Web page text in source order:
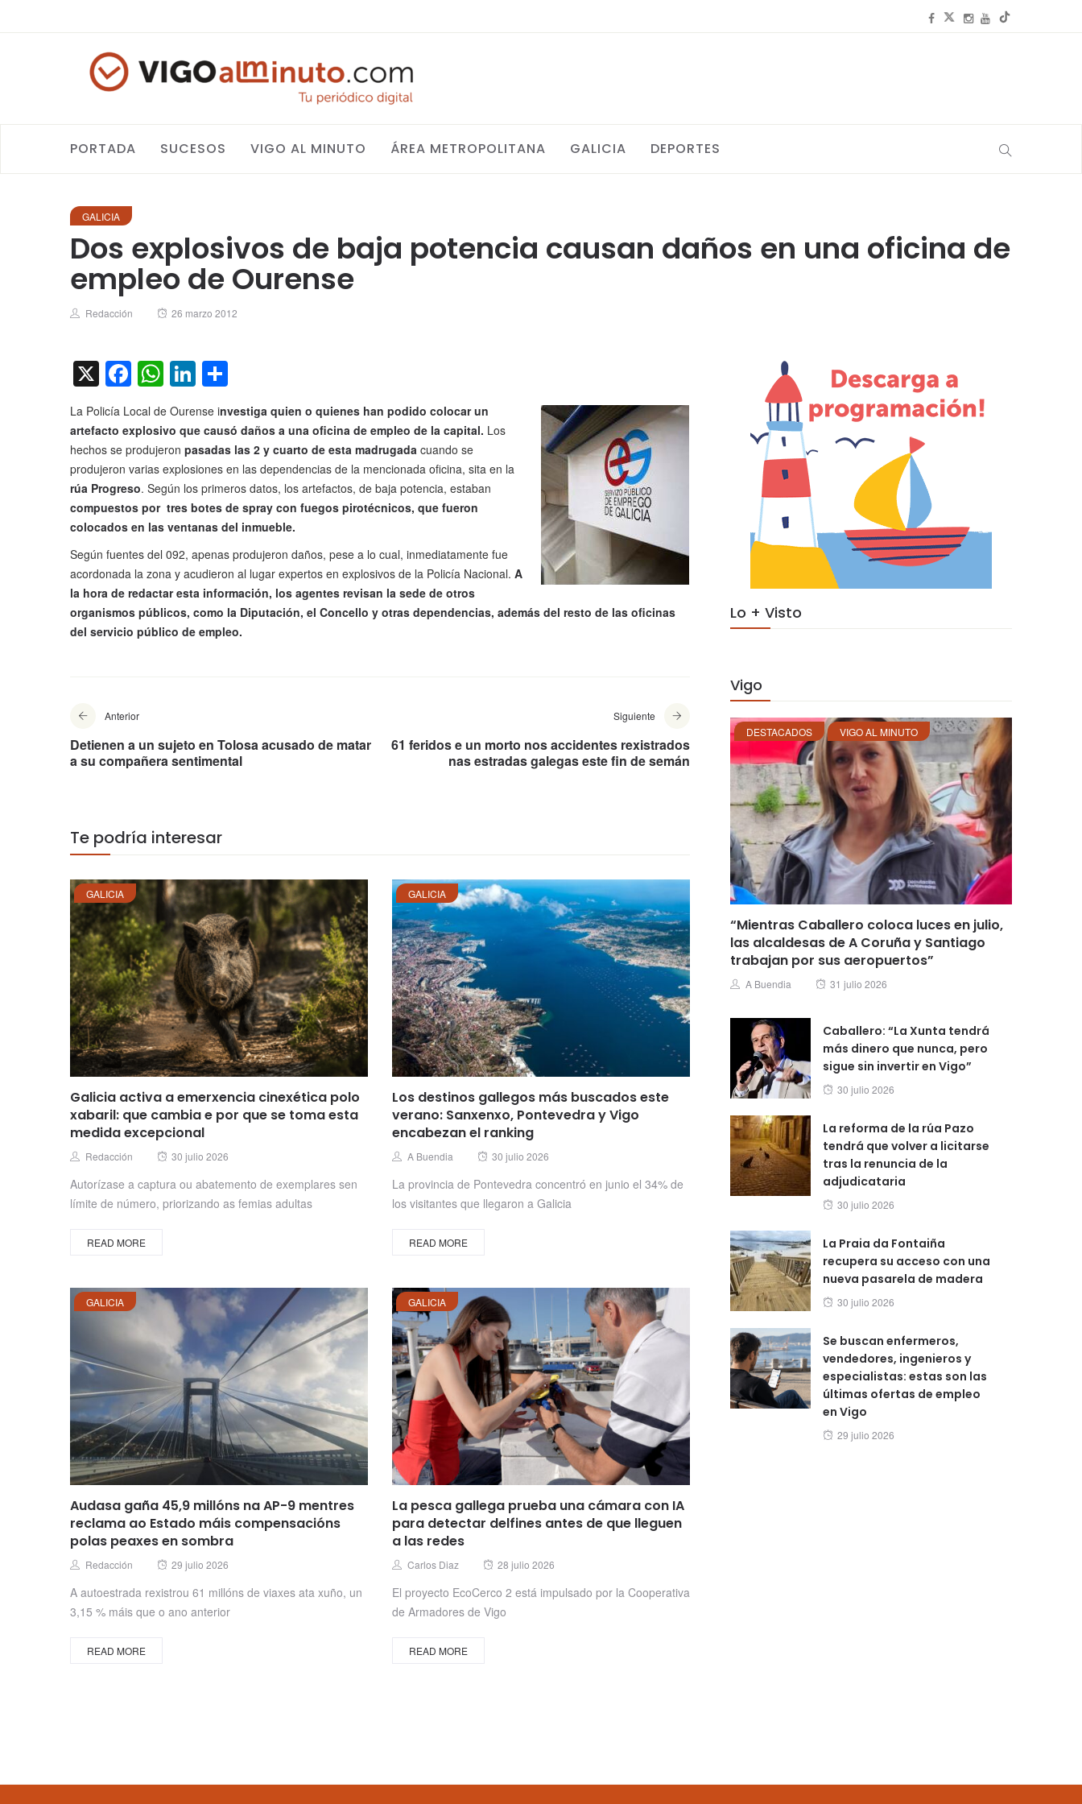
PORTADA SUCESOS VIGO AL MINUTO ÁREA METROPOLITANA GALICIA DEPORTES
GALICIA
Dos explosivos de baja potencia causan daños en una oficina de
empleo de Ourense
Author
Redacción
Posted
26 marzo 2012
X Facebook
WhatsApp
LinkedIn
La Policía Local de Ourense investiga quien o quienes han podido colocar un
artefacto explosivo que causó daños a una oficina de empleo de la capital. Los
hechos se produjeron pasadas las 2 y cuarto de esta madrugada cuando se
produjeron varias explosiones en las dependencias de la mencionada oficina, sita en la
rúa Progreso. Según los primeros datos, los artefactos, de baja potencia, estaban
compuestos por tres botes de spray con fuegos pirotécnicos, que fueron
colocados en las ventanas del inmueble.
Según fuentes del 092, apenas produjeron daños, pese a lo cual, inmediatamente fue
acordonada la zona y acudieron al lugar expertos en explosivos de la Policía Nacional. A
la hora de redactar esta información, los agentes revisan la sede de otros
organismos públicos, como la Diputación, el Concello y otras dependencias, además del resto de las oficinas
del servicio público de empleo.
Anterior
Detienen a un sujeto en Tolosa acusado de matar
a su compañera sentimental
Siguiente
61 feridos e un morto nos accidentes rexistrados
nas estradas galegas este fin de semán
Te podría interesar
GALICIA
Galicia activa a emerxencia cinexética polo
xabaril: que cambia e por que se toma esta
medida excepcional
Author
Redacción
Posted
30 julio 2026
Autorízase a captura ou abatemento de exemplares sen
límite de número, priorizando as femias adultas
READ MORE
GALICIA
Los destinos gallegos más buscados este
verano: Sanxenxo, Pontevedra y Vigo
encabezan el ranking
Author
A Buendia
Posted
30 julio 2026
La provincia de Pontevedra concentró en junio el 34% de
los visitantes que llegaron a Galicia
READ MORE
GALICIA
Audasa gaña 45,9 millóns na AP-9 mentres
reclama ao Estado máis compensacións
polas peaxes en sombra
Author
Redacción
Posted
29 julio 2026
A autoestrada rexistrou 61 millóns de viaxes ata xuño, un
3,15 % máis que o ano anterior
READ MORE
GALICIA
La pesca gallega prueba una cámara con IA
para detectar delfines antes de que lleguen
a las redes
Author
Carlos Diaz
Posted
28 julio 2026
El proyecto EcoCerco 2 está impulsado por la Cooperativa
de Armadores de Vigo
READ MORE
Lo + Visto
Vigo
DESTACADOS VIGO AL MINUTO
“Mientras Caballero coloca luces en julio,
las alcaldesas de A Coruña y Santiago
trabajan por sus aeropuertos”
Author
A Buendia
Posted
31 julio 2026
Caballero: “La Xunta tendrá
más dinero que nunca, pero
sigue sin invertir en Vigo”
Posted
30 julio 2026
La reforma de la rúa Pazo
tendrá que volver a licitarse
tras la renuncia de la
adjudicataria
Posted
30 julio 2026
La Praia da Fontaiña
recupera su acceso con una
nueva pasarela de madera
Posted
30 julio 2026
Se buscan enfermeros,
vendedores, ingenieros y
especialistas: estas son las
últimas ofertas de empleo
en Vigo
Posted
29 julio 2026